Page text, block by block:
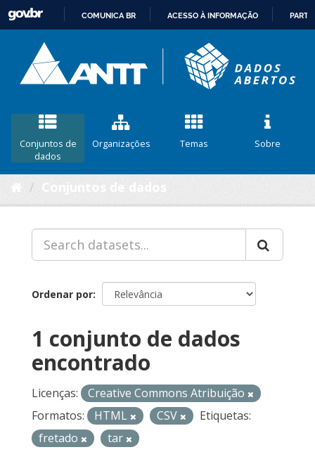
CONTEÚDO
COMUNICA BR ACESSO À INFORMAÇÃO
Conjuntos de
dados
Organizações Temas Sobre
Ordenar por
1 conjunto de dados
encontrado
Licenças:
Creative Commons Atribuição
Formatos:
HTML CSV
Etiquetas:
fretado
tar